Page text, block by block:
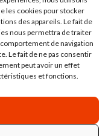
les cookies pour stocker
des appareils. Le fait de
nous permettra de traiter
de navigation
Le fait de ne pas consentir
peut avoir un effet
et fonctions.
Transports et de